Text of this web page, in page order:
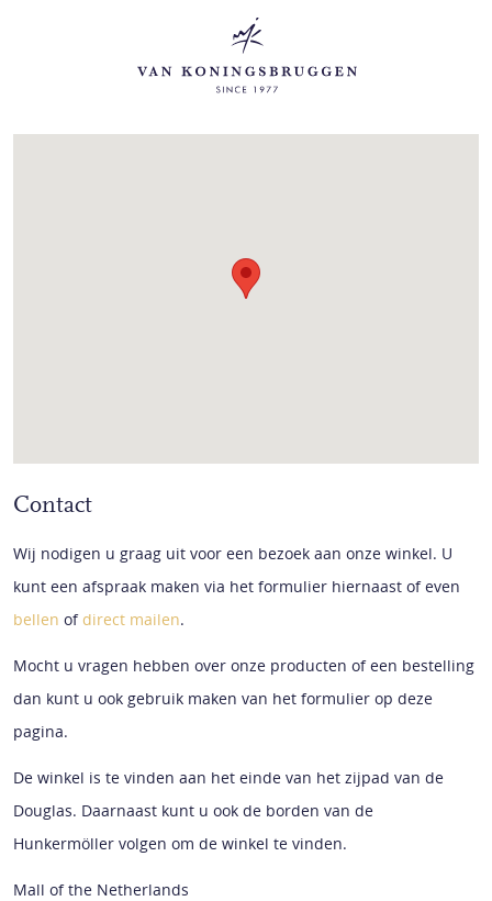
Contact
Wij nodigen u graag uit voor een bezoek aan onze winkel. U
kunt een afspraak maken via het formulier hiernaast of even
bellen ofdirect mailen.
Mocht u vragen hebben over onze producten of een bestelling
dan kunt u ook gebruik maken van het formulier op deze
pagina.
De winkel is te vinden aan het einde van het zijpad van de
Douglas. Daarnaast kunt u ook de borden van de
Hunkermöller volgen om de winkel te vinden.
Mall of the Netherlands